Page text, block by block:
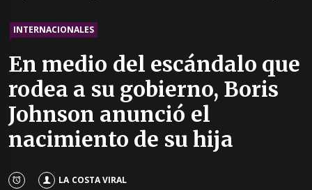
INTERNACIONALES
En medio del escándalo que
rodea a su gobierno, Boris
Johnson anunció el
nacimiento de su hija
LA COSTA VIRAL